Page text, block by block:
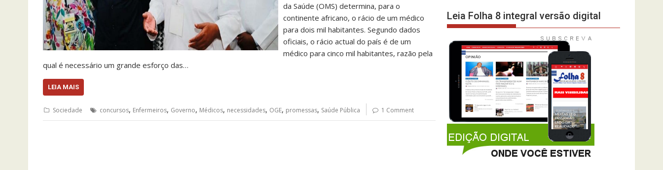
da Saúde (OMS) determina, para o
continente africano, o rácio de um médico
para dois mil habitantes. Segundo dados
oficiais, o rácio actual do país é de um
médico para cinco mil habitantes, razão pela
qual é necessário um grande esforço das…
LEIA MAIS
Sociedade concursos, Enfermeiros, Governo, Médicos, necessidades, OGE, promessas, Saúde Pública 1 Comment
Leia Folha 8 integral versão digital